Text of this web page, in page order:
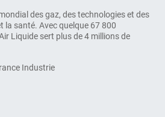
des gaz, des technologies et des
la santé. Avec quelque 67 800
Liquide sert plus de 4 millions de
Industrie